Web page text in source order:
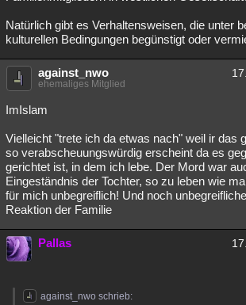
Natürlich gibt es Verhaltensweisen, die unter
kulturellen Bedingungen begünstigt oder
against_nwo
ehemaliges Mitglied
ImIslam
Vielleicht "trete ich da etwas nach" weil ir das
so verabscheuungswürdig erscheint da es
gerichtet ist, in dem ich lebe. Der Mord war
Eingeständnis der Tochter, so zu leben wie
für mich unbegreiflich! Und noch
Reaktion der Familie
Pallas
against_nwo schrieb: